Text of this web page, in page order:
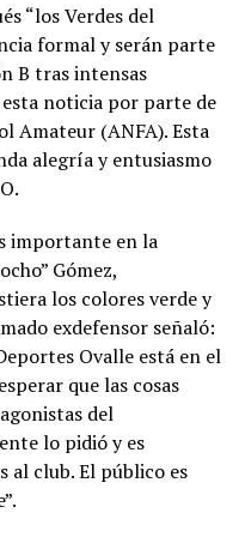
“los Verdes del
formal y serán parte
B tras intensas
noticia por parte de
Amateur (ANFA). Esta
alegría y entusiasmo
importante en la
Gómez,
los colores verde y
exdefensor señaló:
Ovalle está en el
que las cosas
del
lo pidió y es
al club. El público es